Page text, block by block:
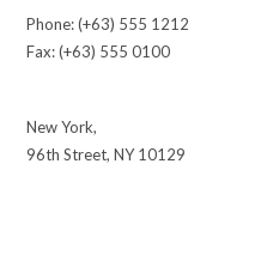
Phone: (+63) 555 1212
Fax: (+63) 555 0100
New York,
96th Street, NY 10129